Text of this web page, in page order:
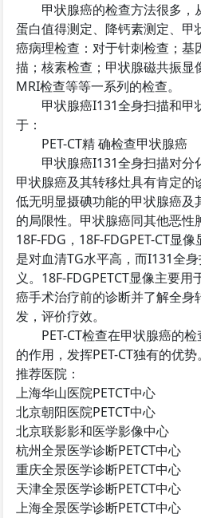
甲状腺癌的检查方法很多，
蛋白值得测定、降钙素测定、甲
癌病理检查：对于针刺检查；基
描；核素检查；甲状腺磁共振显
MRI检查等等一系列的检查。
甲状腺癌I131全身扫描和甲
于：
PET-CT精 确检查甲状腺癌
甲状腺癌I131全身扫描对分
甲状腺癌及其转移灶具有肯定
低无明显摄碘功能的甲状腺癌及
的局限性。甲状腺癌同其他恶性
18F-FDG，18F-FDGPET-CT显
是对血清TG水平高，而I131全
义。18F-FDGPETCT显像主要
癌手术治疗前的诊断并了解全身
发，评价疗效。
PET-CT检查在甲状腺癌的检
的作用，发挥PET-CT独有的优势。
推荐医院：
上海华山医院PETCT中心
北京朝阳医院PETCT中心
北京联影影和医学影像中心
杭州全景医学诊断PETCT中心
重庆全景医学诊断PETCT中心
天津全景医学诊断PETCT中心
上海全景医学诊断PETCT中心